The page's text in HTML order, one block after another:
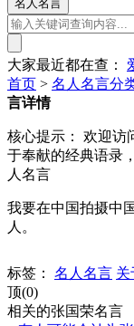
大家最近都在查：
首页 > 名人名言分
言详情
核心提示：
欢迎访
于奉献的经典语录
人名言
我要在中国拍摄中
人。
标签：
名人名言 关
顶(0)
相关的张国荣名言